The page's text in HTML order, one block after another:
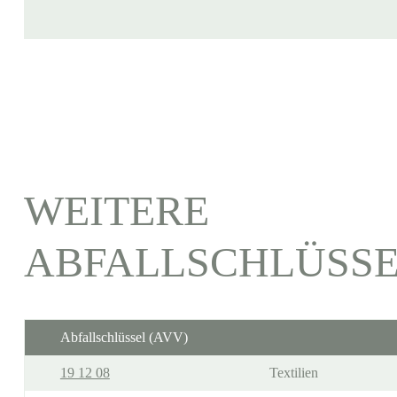
WEITERE
Abfallschlüssel (AVV)
19 12 08 Textilien